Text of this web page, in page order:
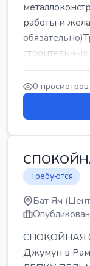
работы и
0 просмотров
Требуются
Бат Ям
СПОКОЙНАЯ
Джумун в